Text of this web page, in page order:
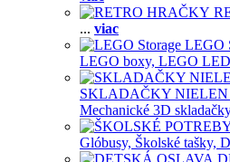
... viac
LEGO
LEGO boxy, LEGO
SKLADAČKY NIELEN
Mechanické 3D
Glóbusy, Školské tašky,